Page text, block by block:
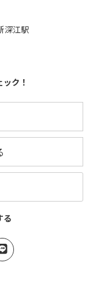
深江駅
ク！
る